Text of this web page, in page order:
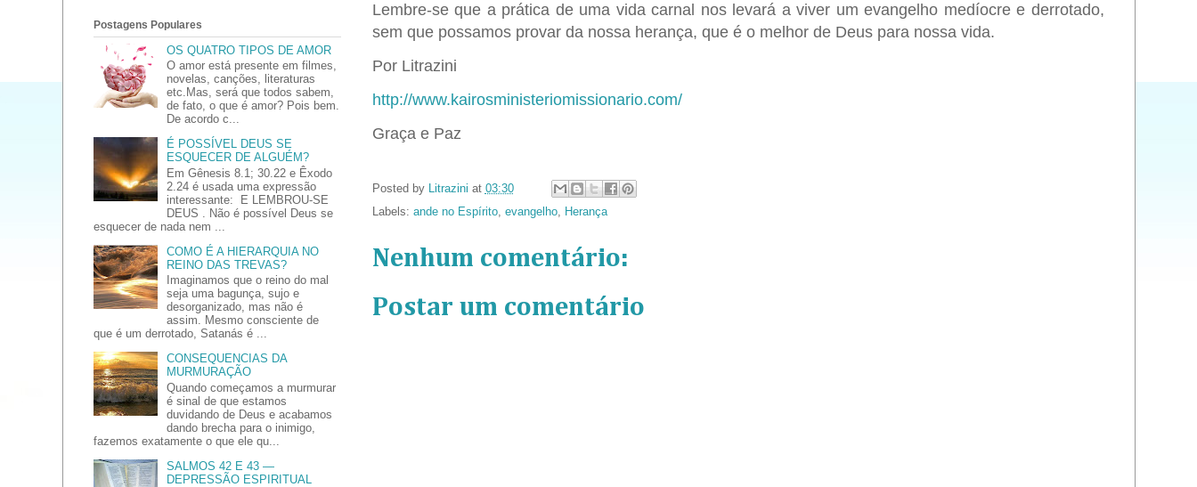
Lembre-se que a prática de uma vida carnal nos levará a viver um evangelho medíocre e derrotado,
sem que possamos provar da nossa herança, que é o melhor de Deus para nossa vida.
Por Litrazini
http://www.kairosministeriomissionario.com/
Graça e Paz
Posted by Litrazini at 03:30
Labels: ande no Espírito, evangelho, Herança
Nenhum comentário:
Postar um comentário
Postagens Populares
OS QUATRO TIPOS DE AMOR
O amor está presente em filmes,
novelas, canções, literaturas
etc.Mas, será que todos sabem,
de fato, o que é amor? Pois bem.
De acordo c...
É POSSÍVEL DEUS SE
ESQUECER DE ALGUÉM?
Em Gênesis 8.1; 30.22 e Êxodo
2.24 é usada uma expressão
interessante: E LEMBROU-SE
DEUS . Não é possível Deus se
esquecer de nada nem ...
COMO É A HIERARQUIA NO
REINO DAS TREVAS?
Imaginamos que o reino do mal
seja uma bagunça, sujo e
desorganizado, mas não é
assim. Mesmo consciente de
que é um derrotado, Satanás é ...
CONSEQUENCIAS DA
MURMURAÇÃO
Quando começamos a murmurar
é sinal de que estamos
duvidando de Deus e acabamos
dando brecha para o inimigo,
fazemos exatamente o que ele qu...
SALMOS 42 E 43 —
DEPRESSÃO ESPIRITUAL